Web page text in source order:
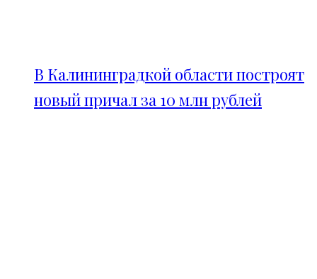
В Калининградкой области построят
новый причал за 10 млн рублей